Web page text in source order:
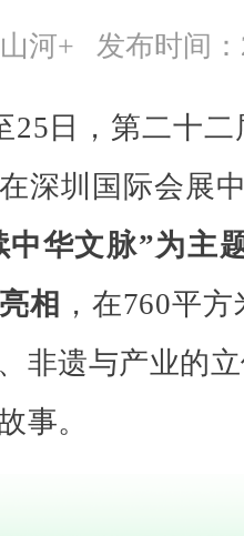
河+ 发布时间：
25日，第二十
深圳国际会展
华文脉”为主
相 ，在760平
非遗与产业的
事。